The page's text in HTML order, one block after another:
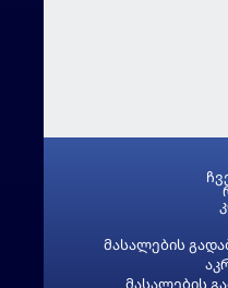
მასალების
მასალების